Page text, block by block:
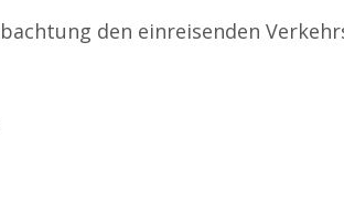
den einreisenden